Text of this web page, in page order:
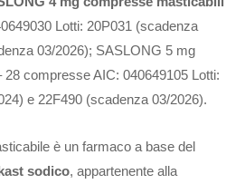
Lotti: 20P031 (scadenza
03/2026); SASLONG 5 mg
compresse AIC: 040649105 Lotti:
e 22F490 (scadenza 03/2026).
è un farmaco a base del
sodico, appartenente alla